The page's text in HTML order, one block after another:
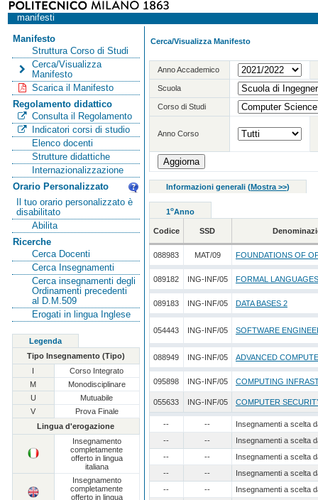
manifesti
Manifesto
Struttura Corso di Studi
Cerca/Visualizza
Manifesto
Scarica il Manifesto
Regolamento didattico
Consulta il Regolamento
Indicatori corsi di studio
Elenco docenti
Strutture didattiche
Internazionalizzazione
Orario Personalizzato
Il tuo orario personalizzato è
disabilitato
Abilita
Ricerche
Cerca Docenti
Cerca Insegnamenti
Cerca insegnamenti degli
Ordinamenti precedenti
al D.M.509
Erogati in lingua Inglese
Legenda
Tipo Insegnamento (Tipo)
I
Corso Integrato
M
Monodisciplinare
U
Mutuabile
V
Prova Finale
Lingua d'erogazione
Insegnamento
completamente
offerto in lingua
italiana
Insegnamento
completamente
offerto in lingua
Cerca/Visualizza Manifesto
Anno Accademico
Scuola
Corso di Studi
Anno Corso
Informazioni generali (Mostra >>)
1oAnno
Codice SSD
088983 MAT/09 FOUNDATIONS OF
089182 ING-INF/05 FORMAL
089183 ING-INF/05 DATA BASES 2
054443 ING-INF/05 SOFTWARE
088949 ING-INF/05 ADVANCED
095898 ING-INF/05 COMPUTING
055633 ING-INF/05 COMPUTER
-- --
Insegnamenti a scelta
--
--
Insegnamenti a scelta
--
--
Insegnamenti a scelta
--
--
Insegnamenti a scelta
--
--
Insegnamenti a scelta